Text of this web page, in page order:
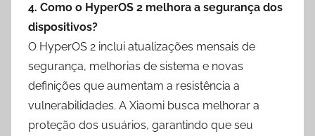
4. Como o HyperOS 2 melhora a segurança dos
dispositivos?
O HyperOS 2 inclui atualizações mensais de
segurança, melhorias de sistema e novas
definições que aumentam a resistência a
vulnerabilidades. A Xiaomi busca melhorar a
proteção dos usuários, garantindo que seu